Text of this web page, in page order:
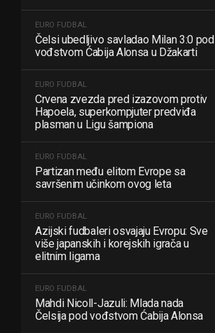
EURO FUDBAL
Čelsi ubedljivo savladao Milan 3:0 pod
vođstvom Ćabija Alonsa u Džakarti
EURO FUDBAL
Crvena zvezda pred izazovom protiv
Hapoela, superkompjuter predviđa
plasman u Ligu šampiona
EURO FUDBAL
Partizan među elitom Evrope sa
savršenim učinkom ovog leta
EURO FUDBAL
Azijski fudbaleri osvajaju Evropu: Sve
više japanskih i korejskih igrača u
elitnim ligama
EURO FUDBAL
Mahdi Nicoll-Jazuli: Mlada nada
Čelsija pod vođstvom Ćabija Alonsa